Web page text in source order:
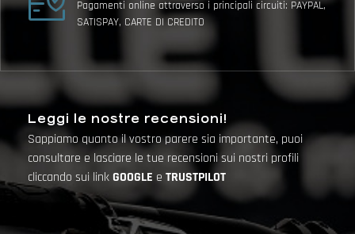
Pagamenti online attraverso i principali circuiti: PAYPAL,
SATISPAY, CARTE DI CREDITO
Leggi le nostre recensioni!
Sappiamo quanto il vostro parere sia importante, puoi
consultare e lasciare le tue recensioni sui nostri profili
cliccando sui linkGOOGLE e TRUSTPILOT